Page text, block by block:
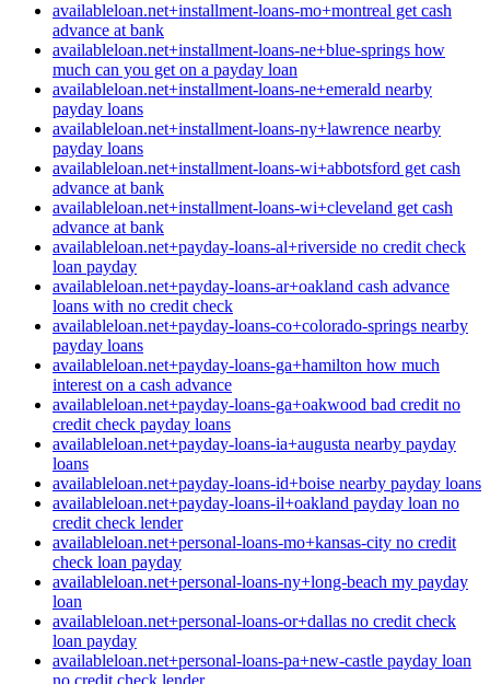
availableloan.net+installment-loans-mo+montreal get cash
advance at bank
availableloan.net+installment-loans-ne+blue-springs how
much can you get on a payday loan
availableloan.net+installment-loans-ne+emerald nearby
payday loans
availableloan.net+installment-loans-ny+lawrence nearby
payday loans
availableloan.net+installment-loans-wi+abbotsford get cash
advance at bank
availableloan.net+installment-loans-wi+cleveland get cash
advance at bank
availableloan.net+payday-loans-al+riverside no credit check
loan payday
availableloan.net+payday-loans-ar+oakland cash advance
loans with no credit check
availableloan.net+payday-loans-co+colorado-springs nearby
payday loans
availableloan.net+payday-loans-ga+hamilton how much
interest on a cash advance
availableloan.net+payday-loans-ga+oakwood bad credit no
credit check payday loans
availableloan.net+payday-loans-ia+augusta nearby payday
loans
availableloan.net+payday-loans-id+boise nearby payday loans
availableloan.net+payday-loans-il+oakland payday loan no
credit check lender
availableloan.net+personal-loans-mo+kansas-city no credit
check loan payday
availableloan.net+personal-loans-ny+long-beach my payday
loan
availableloan.net+personal-loans-or+dallas no credit check
loan payday
availableloan.net+personal-loans-pa+new-castle payday loan
no credit check lender